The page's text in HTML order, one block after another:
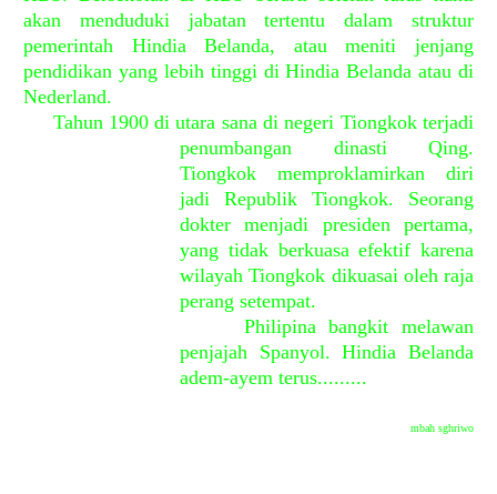
akan menduduki jabatan tertentu dalam struktur
pemerintah Hindia Belanda, atau meniti jenjang
pendidikan yang lebih tinggi di Hindia Belanda atau di
Nederland.
Tahun 1900 di utara sana di negeri Tiongkok terjadi
penumbangan dinasti Qing.
Tiongkok memproklamirkan diri
jadi Republik Tiongkok. Seorang
dokter menjadi presiden pertama,
yang tidak berkuasa efektif karena
wilayah Tiongkok dikuasai oleh raja
perang setempat.
Philipina bangkit melawan
penjajah Spanyol. Hindia Belanda
adem-ayem terus.........
mbah sghriwo